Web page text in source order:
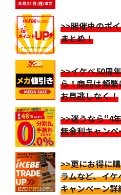
>>開催中のポ
まとめ！
>>イケベ50周
ら！商品は頻
お見逃しなく！
>>迷うなら“4
無金利キャンペ
>>更にお得に
ラムなど、イ
キャンペーン